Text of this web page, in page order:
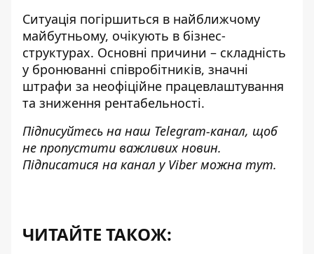
Ситуація погіршиться в найближчому
майбутньому, очікують в бізнес-
структурах. Основні причини – складність
у бронюванні співробітників, значні
штрафи за неофіційне працевлаштування
та зниження рентабельності.
Підписуйтесь на наш Telegram-канал, щоб
не пропустити важливих новин.
Підписатися на канал у Viber можна тут.
ЧИТАЙТЕ ТАКОЖ: